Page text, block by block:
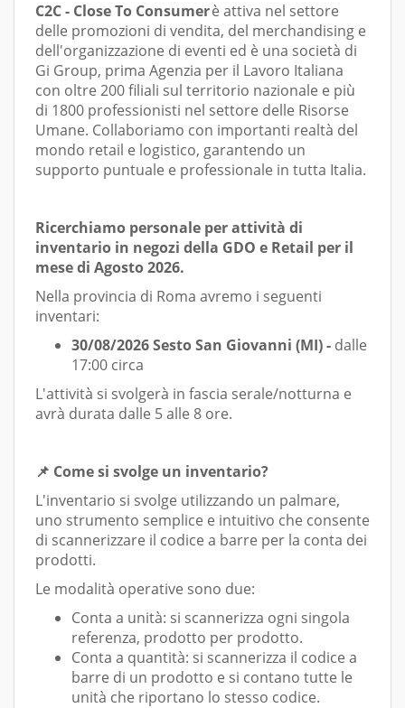
C2C - Close To Consumerè attiva nel settore
delle promozioni di vendita, del merchandising e
dell'organizzazione di eventi ed è una società di
Gi Group, prima Agenzia per il Lavoro Italiana
con oltre 200 filiali sul territorio nazionale e più
di 1800 professionisti nel settore delle Risorse
Umane. Collaboriamo con importanti realtà del
mondo retail e logistico, garantendo un
supporto puntuale e professionale in tutta Italia.
Ricerchiamo personale per attività di
inventario in negozi della GDO e Retail per il
mese di Agosto 2026.
Nella provincia di Roma avremo i seguenti
inventari:
30/08/2026 Sesto San Giovanni (MI) - dalle
17:00 circa
L'attività si svolgerà in fascia serale/notturna e
avrà durata dalle 5 alle 8 ore.
📌 Come si svolge un inventario?
L'inventario si svolge utilizzando un palmare,
uno strumento semplice e intuitivo che consente
di scannerizzare il codice a barre per la conta dei
prodotti.
Le modalità operative sono due:
Conta a unità: si scannerizza ogni singola
referenza, prodotto per prodotto.
Conta a quantità: si scannerizza il codice a
barre di un prodotto e si contano tutte le
unità che riportano lo stesso codice.